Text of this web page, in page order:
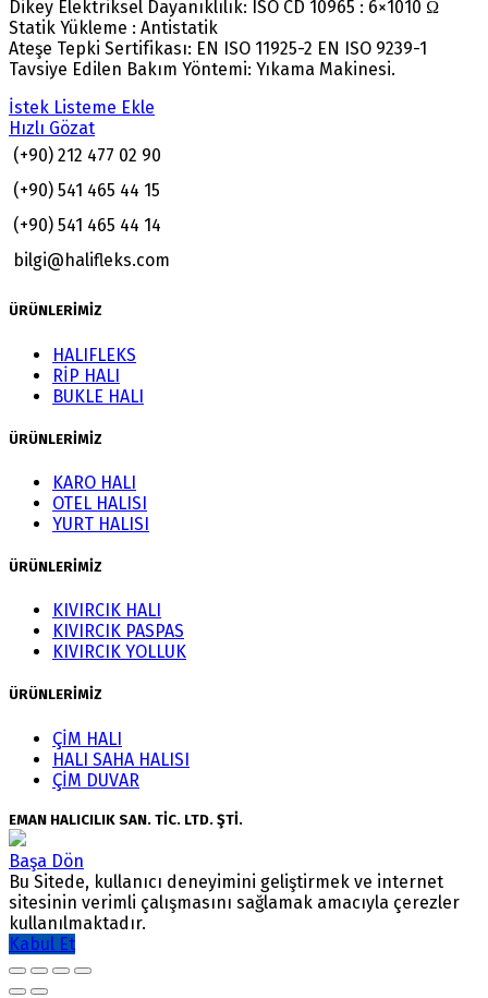
Dikey Elektriksel Dayanıklılık: ISO CD 10965 : 6×1010 Ω
Statik Yükleme : Antistatik
Ateşe Tepki Sertifikası: EN ISO 11925-2 EN ISO 9239-1
Tavsiye Edilen Bakım Yöntemi: Yıkama Makinesi.
İstek Listeme Ekle
Hızlı Gözat
(+90) 212 477 02 90
(+90) 541 465 44 15
(+90) 541 465 44 14
bilgi@halifleks.com
ÜRÜNLERİMİZ
HALIFLEKS
RİP HALI
BUKLE HALI
ÜRÜNLERİMİZ
KARO HALI
OTEL HALISI
YURT HALISI
ÜRÜNLERİMİZ
KIVIRCIK HALI
KIVIRCIK PASPAS
KIVIRCIK YOLLUK
ÜRÜNLERİMİZ
ÇİM HALI
HALI SAHA HALISI
ÇİM DUVAR
EMAN HALICILIK SAN. TİC. LTD. ŞTİ.
Başa Dön
Bu Sitede, kullanıcı deneyimini geliştirmek ve internet
sitesinin verimli çalışmasını sağlamak amacıyla çerezler
kullanılmaktadır.
Kabul Et